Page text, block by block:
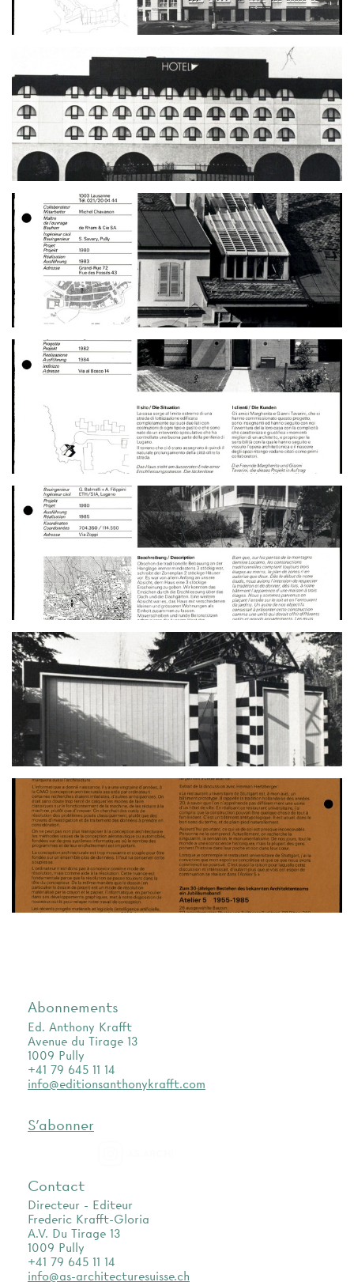
Abonnements
Ed. Anthony Krafft
Avenue du Tirage 13
1009 Pully
+41 79 645 11 14
info@editionsanthonykrafft.com
S'abonner
Contact
Directeur - Editeur
Frederic Krafft-Gloria
A.V. Du Tirage 13
1009 Pully
+41 79 645 11 14
info@as-architecturesuisse.ch